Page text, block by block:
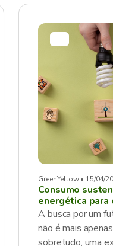
GreenYellow • 15/04/
Consumo
energética para
A busca por um
não é mais
sobretudo, uma